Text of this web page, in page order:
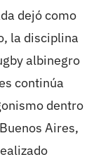
dejó como
la disciplina
albinegro
continúa
dentro
Aires,